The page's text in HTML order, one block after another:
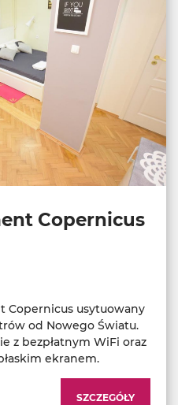
Copernicus
Copernicus usytuowany
od Nowego Światu.
z bezpłatnym WiFi oraz
ekranem.
SZCZEGÓŁY